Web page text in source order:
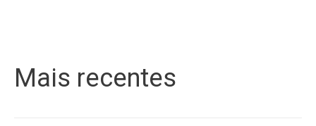
Mais recentes